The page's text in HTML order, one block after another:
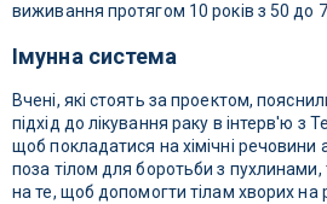
виживання протягом 10 років з 50 до
Імунна система
Вчені, які стоять за проектом,
підхід до лікування раку в інтерв'ю з
щоб покладатися на хімічні
поза тілом для боротьби з пухлинами,
на те, щоб допомогти тілам хворих на